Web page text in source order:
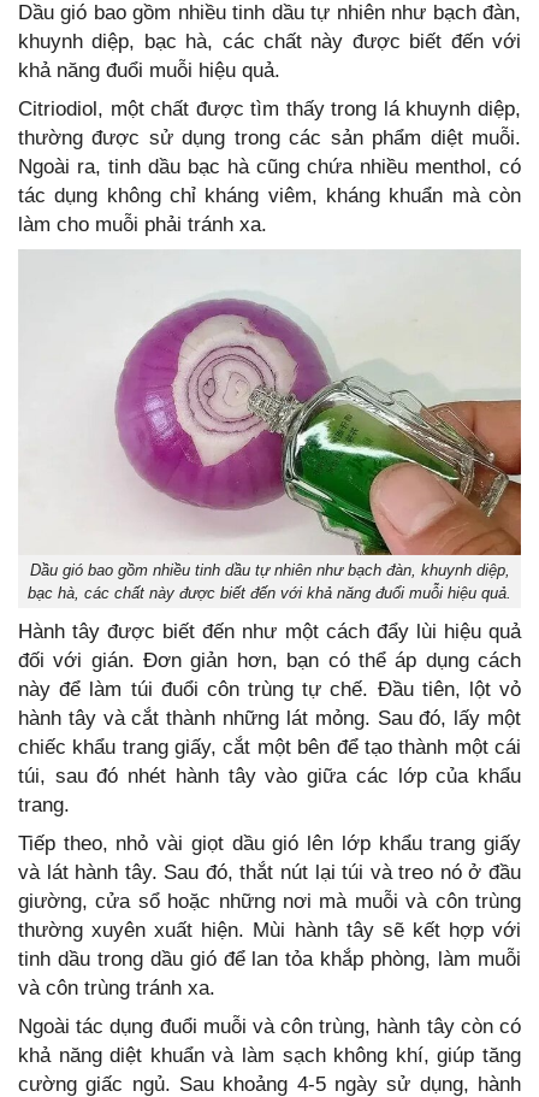
Dầu gió bao gồm nhiều tinh dầu tự nhiên như bạch đàn,
khuynh diệp, bạc hà, các chất này được biết đến với
khả năng đuổi muỗi hiệu quả.
Citriodiol, một chất được tìm thấy trong lá khuynh diệp,
thường được sử dụng trong các sản phẩm diệt muỗi.
Ngoài ra, tinh dầu bạc hà cũng chứa nhiều menthol, có
tác dụng không chỉ kháng viêm, kháng khuẩn mà còn
làm cho muỗi phải tránh xa.
Dầu gió bao gồm nhiều tinh dầu tự nhiên như bạch đàn, khuynh diệp,
bạc hà, các chất này được biết đến với khả năng đuổi muỗi hiệu quả.
Hành tây được biết đến như một cách đẩy lùi hiệu quả
đối với gián. Đơn giản hơn, bạn có thể áp dụng cách
này để làm túi đuổi côn trùng tự chế. Đầu tiên, lột vỏ
hành tây và cắt thành những lát mỏng. Sau đó, lấy một
chiếc khẩu trang giấy, cắt một bên để tạo thành một cái
túi, sau đó nhét hành tây vào giữa các lớp của khẩu
trang.
Tiếp theo, nhỏ vài giọt dầu gió lên lớp khẩu trang giấy
và lát hành tây. Sau đó, thắt nút lại túi và treo nó ở đầu
giường, cửa sổ hoặc những nơi mà muỗi và côn trùng
thường xuyên xuất hiện. Mùi hành tây sẽ kết hợp với
tinh dầu trong dầu gió để lan tỏa khắp phòng, làm muỗi
và côn trùng tránh xa.
Ngoài tác dụng đuổi muỗi và côn trùng, hành tây còn có
khả năng diệt khuẩn và làm sạch không khí, giúp tăng
cường giấc ngủ. Sau khoảng 4-5 ngày sử dụng, hành